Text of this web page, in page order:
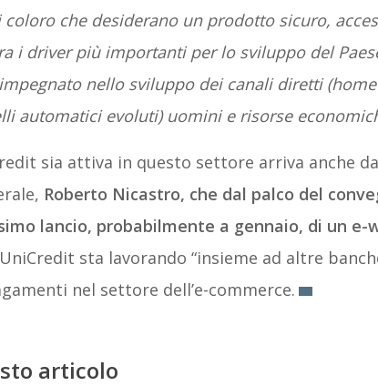
che desiderano un prodotto sicuro,
i driver più importanti per lo sviluppo del
nello sviluppo dei canali diretti (home
automatici evoluti) uomini e risorse
sia attiva in questo settore arriva anche
Roberto Nicastro, che dal palco del
lancio, probabilmente a gennaio, di un e-
sta lavorando “insieme ad altre
nel settore dell’e-commerce.
articolo